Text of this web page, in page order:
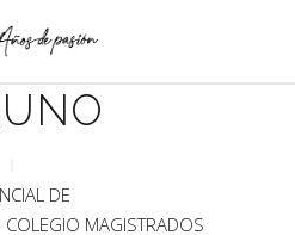
DE
COLEGIO MAGISTRADOS